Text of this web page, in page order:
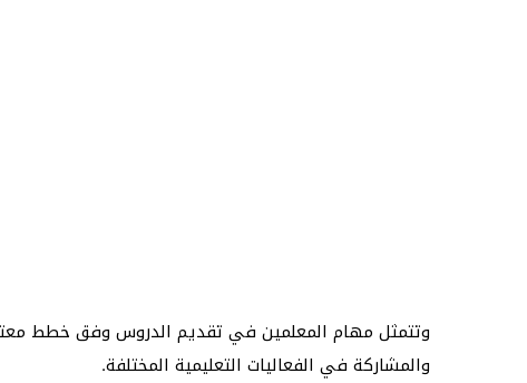
وتتمثل مهام المعلمين في تقديم الدروس وفق خطط
والمشاركة في الفعاليات التعليمية المختلفة.